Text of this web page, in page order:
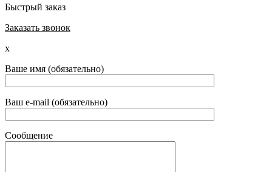
Быстрый заказ
Заказать звонок
x
Ваше имя (обязательно)
Ваш e-mail (обязательно)
Сообщение